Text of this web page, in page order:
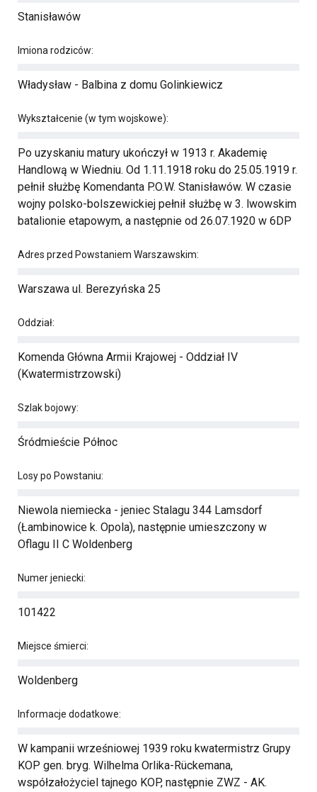
Stanisławów
Imiona rodziców:
Władysław - Balbina z domu Golinkiewicz
Wykształcenie (w tym wojskowe):
Po uzyskaniu matury ukończył w 1913 r. Akademię
Handlową w Wiedniu. Od 1.11.1918 roku do 25.05.1919 r.
pełnił służbę Komendanta P.O.W. Stanisławów. W czasie
wojny polsko-bolszewickiej pełnił służbę w 3. lwowskim
batalionie etapowym, a następnie od 26.07.1920 w 6DP
Adres przed Powstaniem Warszawskim:
Warszawa ul. Berezyńska 25
Oddział:
Komenda Główna Armii Krajowej - Oddział IV
(Kwatermistrzowski)
Szlak bojowy:
Śródmieście Północ
Losy po Powstaniu:
Niewola niemiecka - jeniec Stalagu 344 Lamsdorf
(Łambinowice k. Opola), następnie umieszczony w
Oflagu II C Woldenberg
Numer jeniecki:
101422
Miejsce śmierci:
Woldenberg
Informacje dodatkowe:
W kampanii wrześniowej 1939 roku kwatermistrz Grupy
KOP gen. bryg. Wilhelma Orlika-Rückemana,
współzałożyciel tajnego KOP, następnie ZWZ - AK.